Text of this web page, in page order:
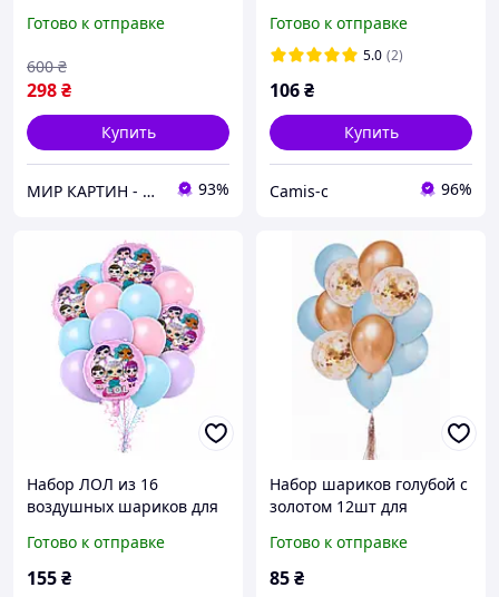
на день рождения или
праздника (№37)
Готово к отправке
298₴
600 ₴
Купить
МИР КАРТИН - Первый в Украине интернет-супермаркет картин по номерам. 93%
праздника
Готово к отправке
5.0 (2)
106₴
Купить
Camis-c 96%
Набор ЛОЛ из 16
воздушных шариков для
Готово к отправке
155₴
Набор шариков голубой с
золотом 12шт для
Готово к отправке
85₴